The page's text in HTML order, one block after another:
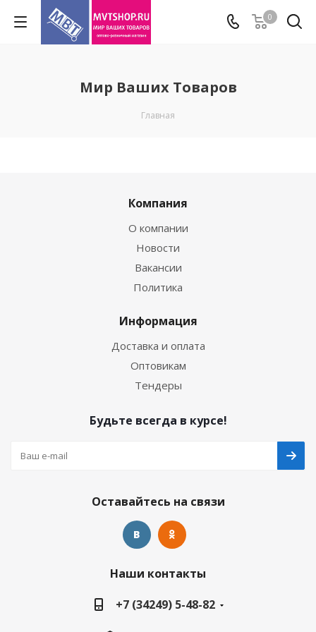
0
Мир Ваших Товаров
Главная
Компания
О компании
Новости
Вакансии
Политика
Информация
Доставка и оплата
Оптовикам
Тендеры
Будьте всегда в курсе!
Оставайтесь на связи
Наши контакты
+7 (34249) 5-48-82